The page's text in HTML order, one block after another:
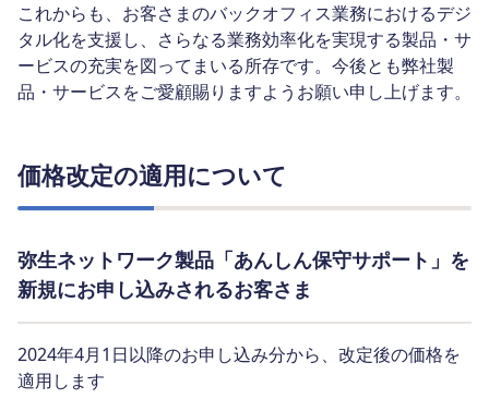
これからも、お客さまのバックオフィス業務におけるデジ
タル化を支援し、さらなる業務効率化を実現する製品・サ
ービスの充実を図ってまいる所存です。今後とも弊社製
品・サービスをご愛顧賜りますようお願い申し上げます。
価格改定の適用について
弥生ネットワーク製品「あんしん保守サポート」を
新規にお申し込みされるお客さま
2024年4月1日以降のお申し込み分から、改定後の価格を
適用します